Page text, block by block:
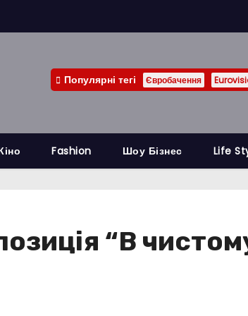
Популярні тегі Євробачення
Fashion Шоу Бізнес Life
“В